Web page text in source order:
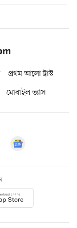
প্রথম আলো ট্রাস্ট
মোবাইল ভ্যাস